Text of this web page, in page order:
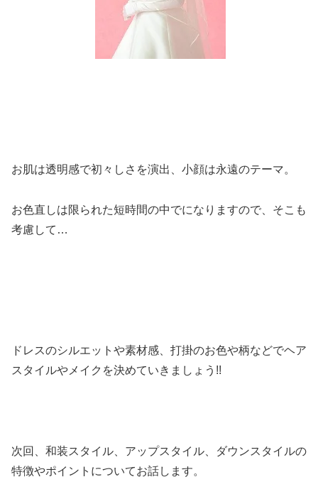
お肌は透明感で初々しさを演出、小顔は永遠のテーマ。
お色直しは限られた短時間の中でになりますので、そこも
考慮して…
ドレスのシルエットや素材感、打掛のお色や柄などでヘア
スタイルやメイクを決めていきましょう!!
次回、和装スタイル、アップスタイル、ダウンスタイルの
特徴やポイントについてお話します。